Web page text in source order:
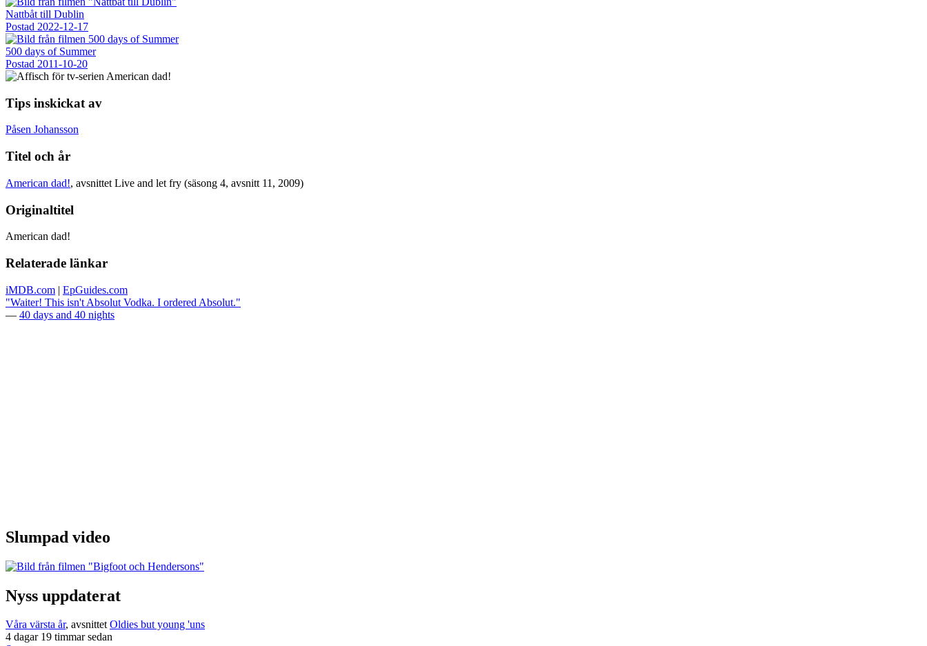
Nattbåt till Dublin
Postad 2022-12-17
500 days of Summer
Postad 2011-10-20
Tips inskickat av
Påsen Johansson
Titel och år
American dad!, avsnittet Live and let fry (säsong 4, avsnitt 11, 2009)
Originaltitel
American dad!
Relaterade länkar
iMDB.com | EpGuides.com
"Waiter! This isn't Absolut Vodka. I ordered Absolut."
— 40 days and 40 nights
Slumpad video
Nyss uppdaterat
Våra värsta år, avsnittetOldies but young 'uns
4 dagar 19 timmar sedan